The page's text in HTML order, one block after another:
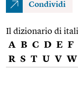
Condividi
Il dizionario di
A B C D E F
R S T U V W